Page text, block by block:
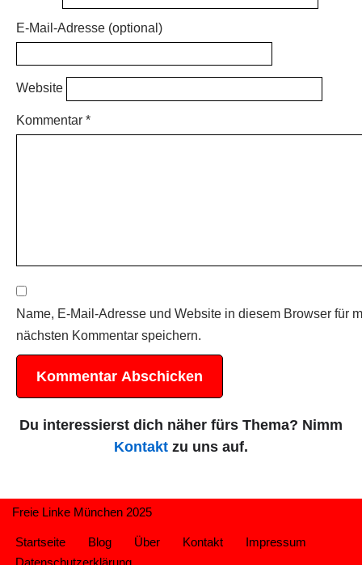
E-Mail-Adresse (optional)
Website
Kommentar *
Name, E-Mail-Adresse und Website in diesem Browser für
nächsten Kommentar speichern.
Du interessierst dich näher fürs Thema? Nimm
Kontakt zu uns auf.
Freie Linke München 2025
Startseite Blog Über Kontakt
Impressum